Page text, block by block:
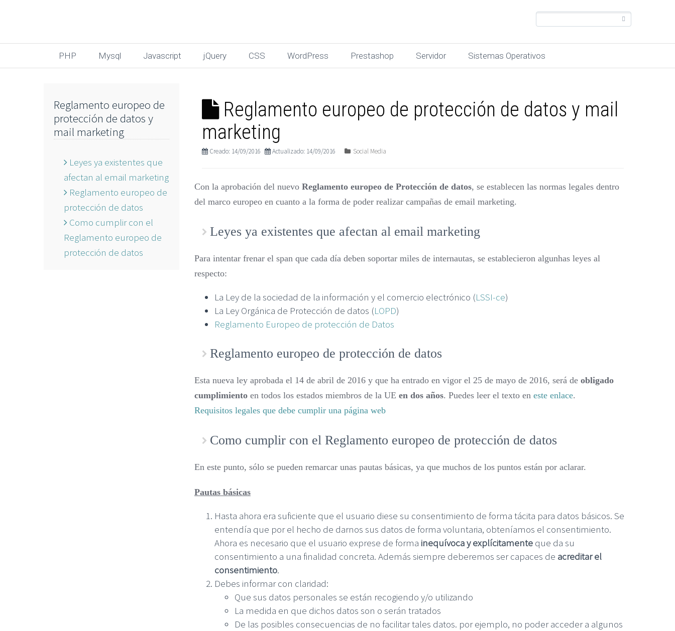
PHP Mysql Javascript jQuery CSS WordPress Prestashop Servidor Sistemas Operativos
Reglamento europeo de
protección de datos y
mail marketing
Leyes ya existentes que
afectan al email marketing
Reglamento europeo de
protección de datos
Como cumplir con el
Reglamento europeo de
protección de datos
Reglamento europeo de protección de datos y mail
marketing
Creado: 14/09/2016 Actualizado: 14/09/2016 Social Media
Con la aprobación del nuevo Reglamento europeo de Protección de datos, se establecen las normas legales dentro
del marco europeo en cuanto a la forma de poder realizar campañas de email marketing.
Leyes ya existentes que afectan al email marketing
Para intentar frenar el span que cada día deben soportar miles de internautas, se establecieron algunhas leyes al
respecto:
La Ley de la sociedad de la información y el comercio electrónico (LSSI-ce)
La Ley Orgánica de Protección de datos (LOPD)
Reglamento Europeo de protección de Datos
Reglamento europeo de protección de datos
Esta nueva ley aprobada el 14 de abril de 2016 y que ha entrado en vigor el 25 de mayo de 2016, será de obligado
cumplimiento en todos los estados miembros de la UE en dos años. Puedes leer el texto en este enlace.
Requisitos legales que debe cumplir una página web
Como cumplir con el Reglamento europeo de protección de datos
En este punto, sólo se pueden remarcar unas pautas básicas, ya que muchos de los puntos están por aclarar.
Pautas básicas
Hasta ahora era suficiente que el usuario diese su consentimiento de forma tácita para datos básicos. Se
entendía que por el hecho de darnos sus datos de forma voluntaria, obteníamos el consentimiento.
Ahora es necesario que el usuario exprese de forma inequívoca y explícitamente que da su
consentimiento a una finalidad concreta. Además siempre deberemos ser capaces de acreditar el
consentimiento.
Debes informar con claridad:
Que sus datos personales se están recogiendo y/o utilizando
La medida en que dichos datos son o serán tratados
De las posibles consecuencias de no facilitar tales datos. por ejemplo, no poder acceder a algunos